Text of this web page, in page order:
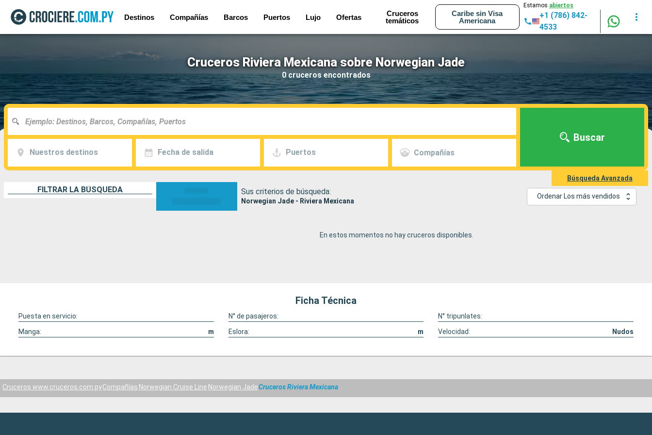
Destinos Compañías Barcos Puertos Lujo Ofertas
Cruceros
temáticos
Caribe sin Visa
Americana
Estamos abiertos
+1 (786) 842-
4533
Cruceros Riviera Mexicana sobre Norwegian Jade
0 cruceros encontrados
Nuestros destinos Fecha de salida Puertos Compañías
Buscar
Búsqueda Avanzada
FILTRAR LA BÚSQUEDA Sus criterios de búsqueda:
Norwegian Jade - Riviera Mexicana
Ordenar Los más vendidos
En estos momentos no hay cruceros disponibles.
Ficha Técnica
Puesta en servicio: N° de pasajeros:
N° tripunlates:
Manga:
m Eslora: m Velocidad: Nudos
Cruceros www.cruceros.com.pyCompañías Norwegian Cruise Line Norwegian JadeCruceros Riviera Mexicana